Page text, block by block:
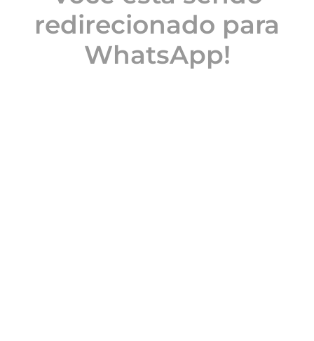
redirecionado para
WhatsApp!